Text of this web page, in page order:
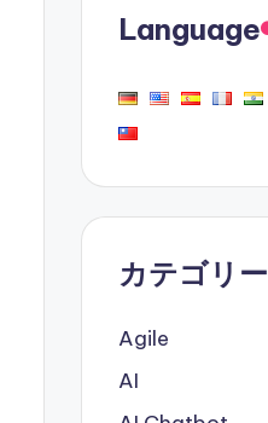
Language
カテゴリー
Agile
AI